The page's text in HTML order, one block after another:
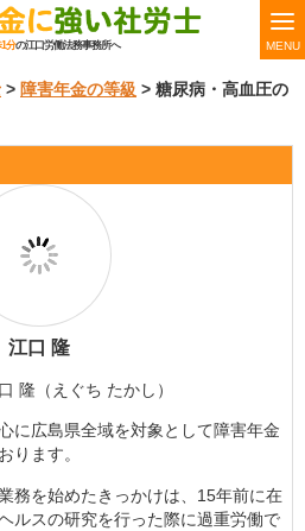
分の江口労働法務事務所へ MENU
> 障害年金の等級 > 糖尿病・高血圧の
江口 隆
隆（えぐち たかし）
に広島県全域を対象として障害年金
ります。
務を始めたきっかけは、15年前に在
ルスの研究を行った際に過重労働で